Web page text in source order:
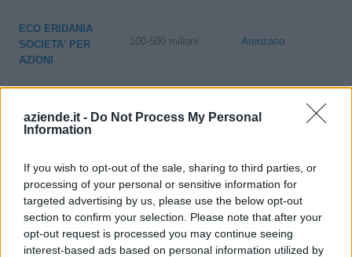
aziende.it - Do Not Process My Personal
Information
If you wish to opt-out of the sale, sharing to third parties, or
processing of your personal or sensitive information for
targeted advertising by us, please use the below opt-out
section to confirm your selection. Please note that after your
opt-out request is processed you may continue seeing
interest-based ads based on personal information utilized by
ECO ERIDANIA
SOCIETA' PER
AZIONI
100-500 milioni Arenzano
SRL
TECNICI S.R.L.
CANEPA & CAMPI
FABBRICHE
ITALIANE RIUNITE
BANDIERE
1-2 milioni Arenzano